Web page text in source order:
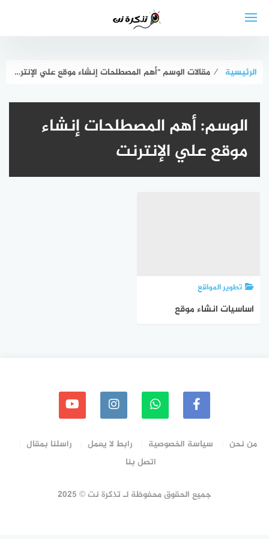
الرئيسية ⁄ مقالات الوسم "أهم المصطلحات إنشاء موقع علي الإنترنت"
الوسم:أهم المصطلحات إنشاء
موقع علي الإنترنت
تطوير المواقع
اساسيات انشاء موقع
من نحن سياسة الخصوصية رابط لا يعمل
راسلنا بمقال
اتصل بنا
جميع الحقوق محفوظة لـ تذكرة نت © 2025